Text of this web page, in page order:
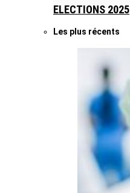
ELECTIONS 2025
Les plus récents